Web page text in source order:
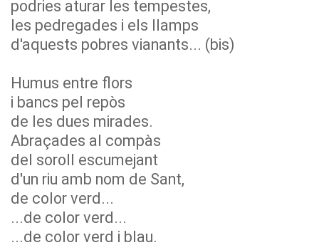
podries aturar les tempestes,
les pedregades i els llamps
d'aquests pobres vianants... (bis)
Humus entre flors
i bancs pel repòs
de les dues mirades.
Abraçades al compàs
del soroll escumejant
d'un riu amb nom de Sant,
de color verd...
...de color verd...
...de color verd i blau.